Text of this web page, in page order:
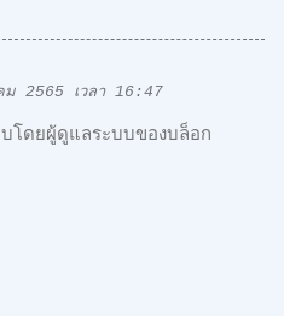
2565 เวลา 16:47
โดยผู้ดูแลระบบของบล็อก